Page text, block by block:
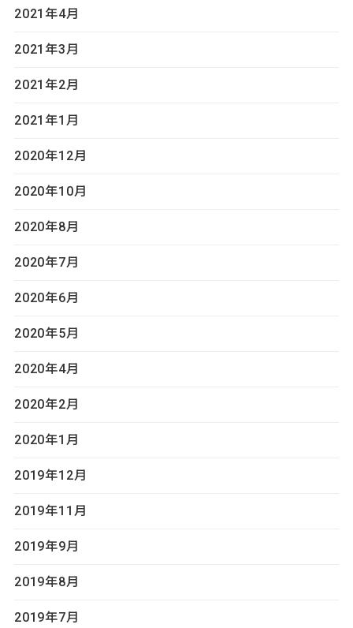
2021年4月
2021年3月
2021年2月
2021年1月
2020年12月
2020年10月
2020年8月
2020年7月
2020年6月
2020年5月
2020年4月
2020年2月
2020年1月
2019年12月
2019年11月
2019年9月
2019年8月
2019年7月